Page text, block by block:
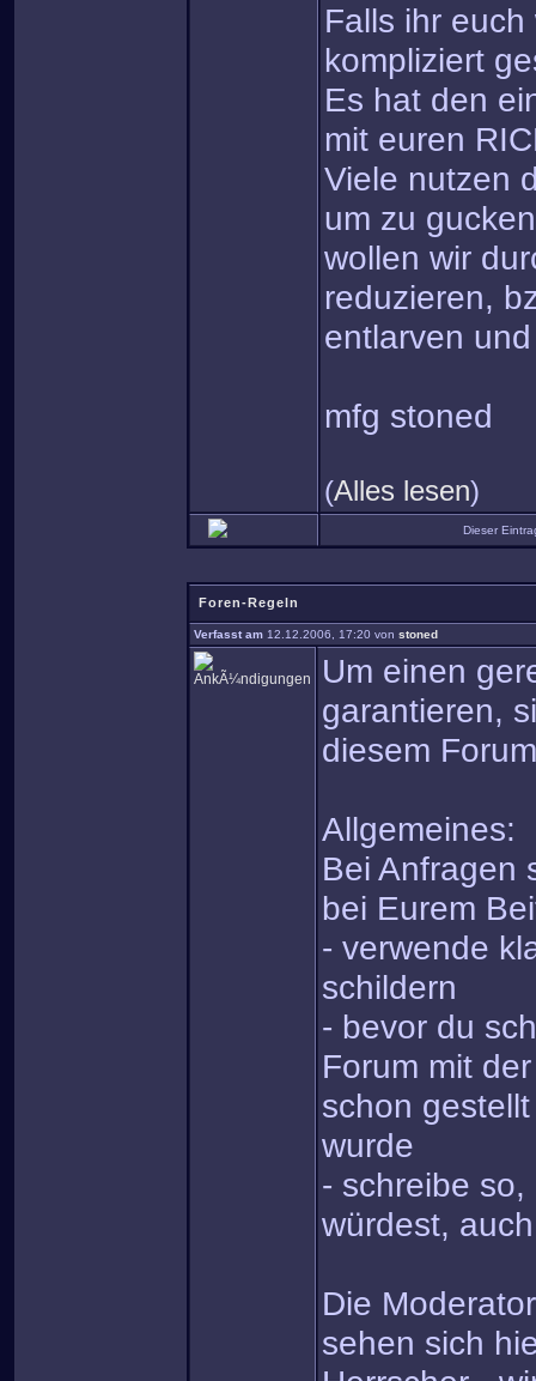
Falls ihr
kompliziert
Es hat den
mit euren
Viele nutzen
um zu
wollen wir
reduzieren,
entlarven
mfg stoned
(Alles lesen)
Dieser
Foren-Regeln
Verfasst am 12.12.2006, 17:20 von stoned
Um einen
garantieren,
diesem
Allgemeines:
Bei Anfragen
bei Eurem
- verwende
schildern
- bevor du
Forum mit
schon
wurde
- schreibe
würdest,
Die
sehen sich